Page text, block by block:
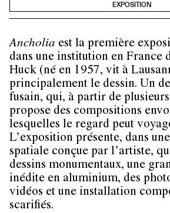
EXPOSITION
Ancholia est la première
dans une institution en France
Huck (né en 1957, vit à
principalement le dessin. Un
fusain, qui, à partir de
propose des compositions
lesquelles le regard peut
L’exposition présente, dans
spatiale conçue par l’artiste,
dessins monumentaux, une
inédite en aluminium, des
vidéos et une installation
scarifiés.